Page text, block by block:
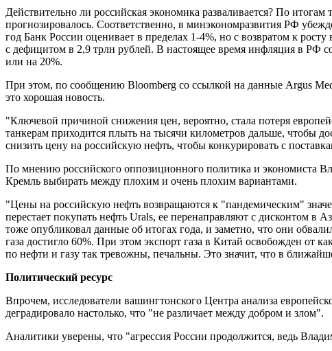
Действительно ли российская экономика разваливается? По
прогнозировалось. Соответственно, в минэкономразвития РФ
год Банк России оценивает в пределах 1-4%, но с возвратом к
с дефицитом в 2,9 трлн рублей. В настоящее время инфляция в РФ
или на 20%.
При этом, по сообщению Bloomberg со ссылкой на данные Argus
это хорошая новость.
"Ключевой причиной снижения цен, вероятно, стала потеря
танкерам приходится плыть на тысячи километров дальше, чтобы
снизить цену на российскую нефть, чтобы конкурировать с
По мнению российского оппозиционного политика и экономиста
Кремль выбирать между плохим и очень плохим вариантами.
"Цены на российскую нефть возвращаются к "пандемическим"
перестает покупать нефть Urals, ее перенаправляют с дисконтом
тоже опубликовал данные об итогах года, и заметно, что они
газа достигло 60%. При этом экспорт газа в Китай освобожден от
по нефти и газу так тревожны, печальны. Это значит, что в
Политический ресурс
Впрочем, исследователи вашингтонского Центра анализа
деградировало настолько, что "не различает между добром и злом".
Аналитики уверены, что "агрессия России продолжится, ведь